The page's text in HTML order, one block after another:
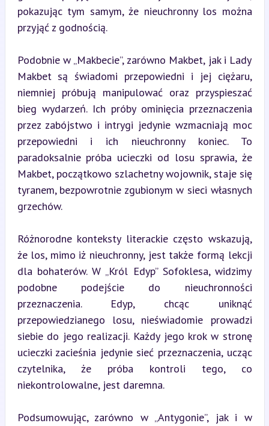
pokazując tym samym, że nieuchronny los można
przyjąć z godnością.
Podobnie w „Makbecie”, zarówno Makbet, jak i Lady
Makbet są świadomi przepowiedni i jej ciężaru,
niemniej próbują manipulować oraz przyspieszać
bieg wydarzeń. Ich próby ominięcia przeznaczenia
przez zabójstwo i intrygi jedynie wzmacniają moc
przepowiedni i ich nieuchronny koniec. To
paradoksalnie próba ucieczki od losu sprawia, że
Makbet, początkowo szlachetny wojownik, staje się
tyranem, bezpowrotnie zgubionym w sieci własnych
grzechów.
Różnorodne konteksty literackie często wskazują,
że los, mimo iż nieuchronny, jest także formą lekcji
dla bohaterów. W „Król Edyp” Sofoklesa, widzimy
podobne podejście do nieuchronności
przeznaczenia. Edyp, chcąc uniknąć
przepowiedzianego losu, nieświadomie prowadzi
siebie do jego realizacji. Każdy jego krok w stronę
ucieczki zacieśnia jedynie sieć przeznaczenia, ucząc
czytelnika, że próba kontroli tego, co
niekontrolowalne, jest daremna.
Podsumowując, zarówno w „Antygonie”, jak i w